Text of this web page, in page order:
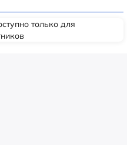
только для